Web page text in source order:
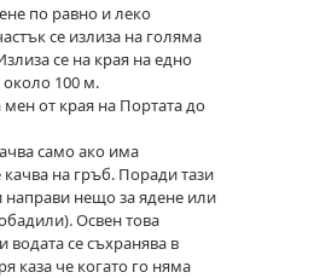
по равно и леко
се излиза на голяма
се на края на едно
около 100 м.
от края на Портата до
само ако има
на гръб. Поради тази
нещо за ядене или
Освен това
се съхранява в
каза че когато го няма